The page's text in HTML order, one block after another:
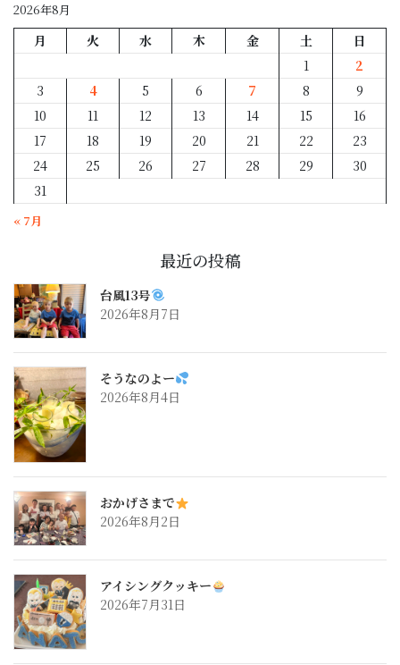
2026年8月
月 火 水 木 金 土
日
1
2
3
4 5 6 7 8
9
10
11 12 13 14 15
16
17
18 19 20 21 22
23
24
25 26 27 28 29
30
31
« 7月
最近の投稿
台風13号
2026年8月7日
そうなのよー
2026年8月4日
おかげさまで
2026年8月2日
アイシングクッキー
2026年7月31日